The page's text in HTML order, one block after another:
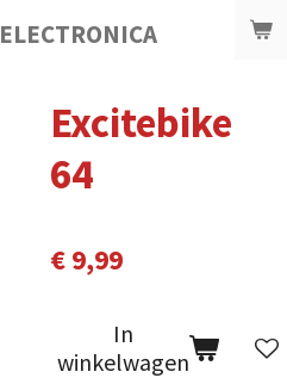
ELECTRONICA
Excitebike
64
€ 9,99
In
winkelwagen